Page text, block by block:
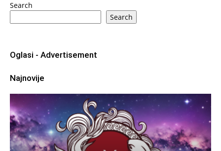
Search
Search
Oglasi - Advertisement
Najnovije